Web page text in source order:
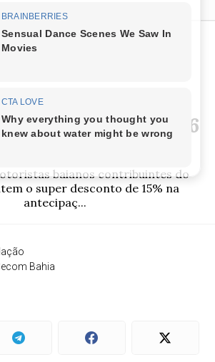
baianos têm
uma semana
super
15% no IPVA 2026
dia 10 de fevereiro o prazo
baianos contribuintes do
o super desconto de 15% na
antecipaç...
Bahia